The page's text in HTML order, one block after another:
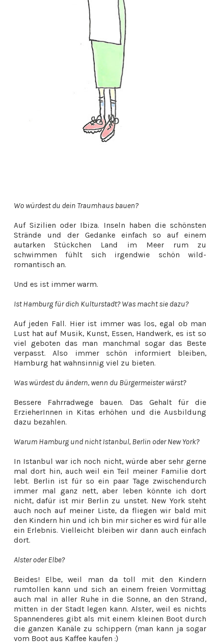
Wo würdest du dein Traumhaus bauen?
Auf Sizilien oder Ibiza. Inseln haben die schönsten
Strände und der Gedanke einfach so auf einem
autarken Stückchen Land im Meer rum zu
schwimmen fühlt sich irgendwie schön wild-
romantisch an.
Und es ist immer warm.
Ist Hamburg für dich Kulturstadt? Was macht sie dazu?
Auf jeden Fall. Hier ist immer was los, egal ob man
Lust hat auf Musik, Kunst, Essen, Handwerk, es ist so
viel geboten das man manchmal sogar das Beste
verpasst. Also immer schön informiert bleiben,
Hamburg hat wahnsinnig viel zu bieten.
Was würdest du ändern, wenn du Bürgermeister wärst?
Bessere Fahrradwege bauen. Das Gehalt für die
ErzieherInnen in Kitas erhöhen und die Ausbildung
dazu bezahlen.
Warum Hamburg und nicht Istanbul, Berlin oder New York?
In Istanbul war ich noch nicht, würde aber sehr gerne
mal dort hin, auch weil ein Teil meiner Familie dort
lebt. Berlin ist für so ein paar Tage zwischendurch
immer mal ganz nett, aber leben könnte ich dort
nicht, dafür ist mir Berlin zu unstet. New York steht
auch noch auf meiner Liste, da fliegen wir bald mit
den Kindern hin und ich bin mir sicher es wird für alle
ein Erlebnis. Vielleicht bleiben wir dann auch einfach
dort.
Alster oder Elbe?
Beides! Elbe, weil man da toll mit den Kindern
rumtollen kann und sich an einem freien Vormittag
auch mal in aller Ruhe in die Sonne, an den Strand,
mitten in der Stadt legen kann. Alster, weil es nichts
Spannenderes gibt als mit einem kleinen Boot durch
die ganzen Kanäle zu schippern (man kann ja sogar
vom Boot aus Kaffee kaufen :)